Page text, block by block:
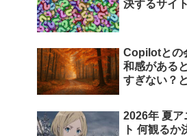
決するサイト
Copilotとの
和感がある
すぎない？と
2026年 夏ア
ト 何観るか